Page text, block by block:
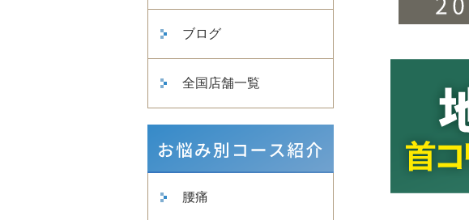
ブログ
全国店舗一覧
腰痛